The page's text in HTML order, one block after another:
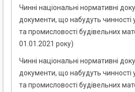
Чинні національні нормативні
документи, що набудуть чинності
та промисловості будівельних
01.01.2021 року)
Чинні національні нормативні
документи, що набудуть чинності
та промисловості будівельних